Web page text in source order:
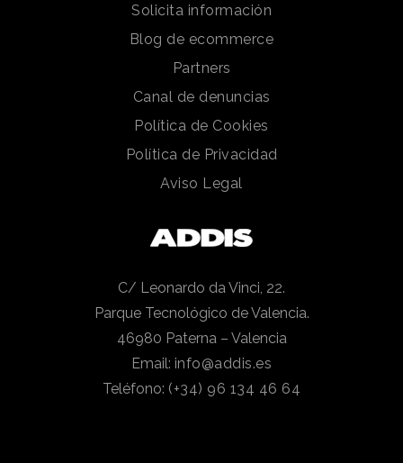
Solicita información
Blog de ecommerce
Partners
Canal de denuncias
Política de Cookies
Política de Privacidad
Aviso Legal
C/ Leonardo da Vinci, 22.
Parque Tecnológico de Valencia.
46980 Paterna – Valencia
Email: info@addis.es
Teléfono: (+34) 96 134 46 64